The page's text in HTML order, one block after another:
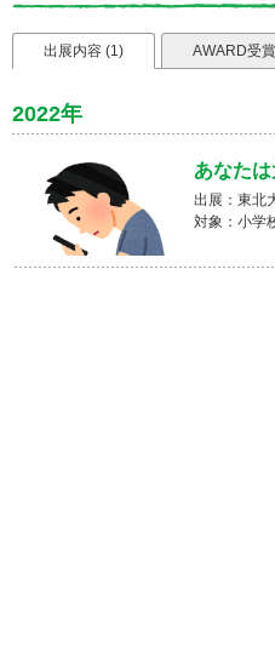
出展内容 (1) AWARD受
2022年
あなた
出展：東北
対象：小学